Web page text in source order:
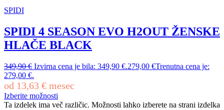
SPIDI
SPIDI 4 SEASON EVO H2OUT ŽENSKE
HLAČE BLACK
349,90€ Izvirna cena je bila: 349,90 €.279,00 €Trenutna cena je:
279,00 €.
od 13,63 € mesec
Izberite možnosti
Ta izdelek ima več različic. Možnosti lahko izberete na strani izdelka